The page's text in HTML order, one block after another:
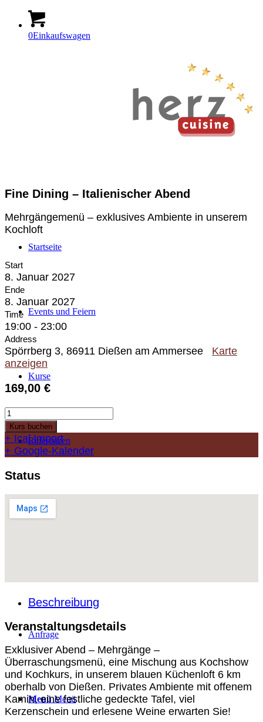
0Einkaufswagen
Startseite
Events und Feiern
Kurse
Referenzen
Gästebuch
Anfrage
Menü Menü
Fine Dining – Italienischer Abend
Mehrgängemenü – exklusives Ambiente in unserem
Kochloft
Start
8. Januar 2027
Ende
8. Januar 2027
Time
19:00 - 23:00
Address
Spörrberg 3, 86911 Dießen am Ammersee Karte
anzeigen
169,00 €
Fine
Dining
-
Italienischer
Menge
Kurs buchen
+ Ical Import
+ Google-Kalender
Status
Beschreibung
Veranstaltungsdetails
Exklusiver Abend – Mehrgänge –
Überraschungsmenü, eine Mischung aus Kochshow
und Kochkurs, in unserem blauen Küchenloft 6 km
oberhalb von Dießen. Privates Ambiente mit offenem
Kamin, eine festliche gedeckte Tafel, viel
Kerzenschein und erlesene Weine erwarten Sie!